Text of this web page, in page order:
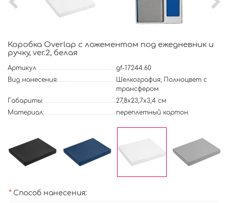
Коробка Overlap с ложементом под ежедневник и
ручку, ver.2, белая
Артикул
gf-17244.60
Вид нанесения:
Шелкография; Полноцвет с
трансфером
Габариты:
27,8х23,7х3,4 см
Материал:
переплетный картон
Способ нанесения: